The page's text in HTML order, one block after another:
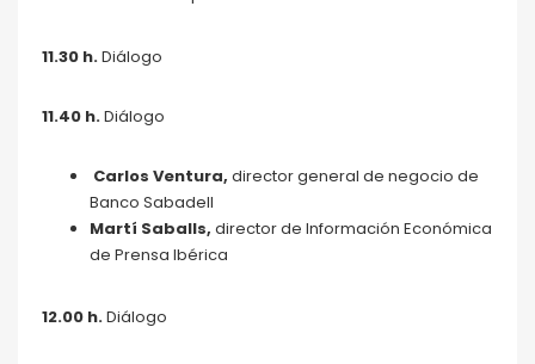
11.30 h.Diálogo
11.40 h.Diálogo
Carlos Ventura, director general de negocio de
Banco Sabadell
Martí Saballs, director de Información Económica
de Prensa Ibérica
12.00 h.Diálogo